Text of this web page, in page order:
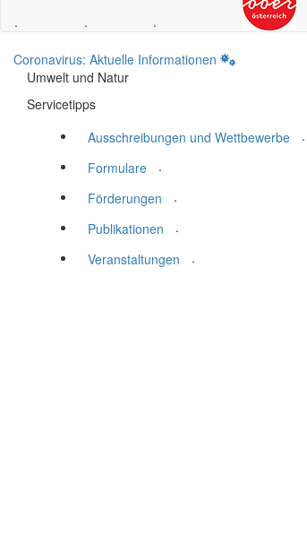
.
.
.
Coronavirus: Aktuelle Informationen
Umwelt und Natur
Servicetipps
Ausschreibungen und Wettbewerbe
.
Formulare
.
Förderungen
.
Publikationen
.
Veranstaltungen
.